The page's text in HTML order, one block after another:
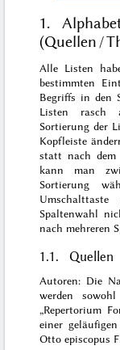
1.
(Quellen /
Alle Listen
bestimmten
Begriffs in den
Listen rasch
Sortierung der
Kopfleiste
statt nach dem
kann man
Sortierung
Spaltenwahl
nach mehreren
1.1. Quellen
Autoren: Die
werden
„Repertorium
einer
Otto episcopus